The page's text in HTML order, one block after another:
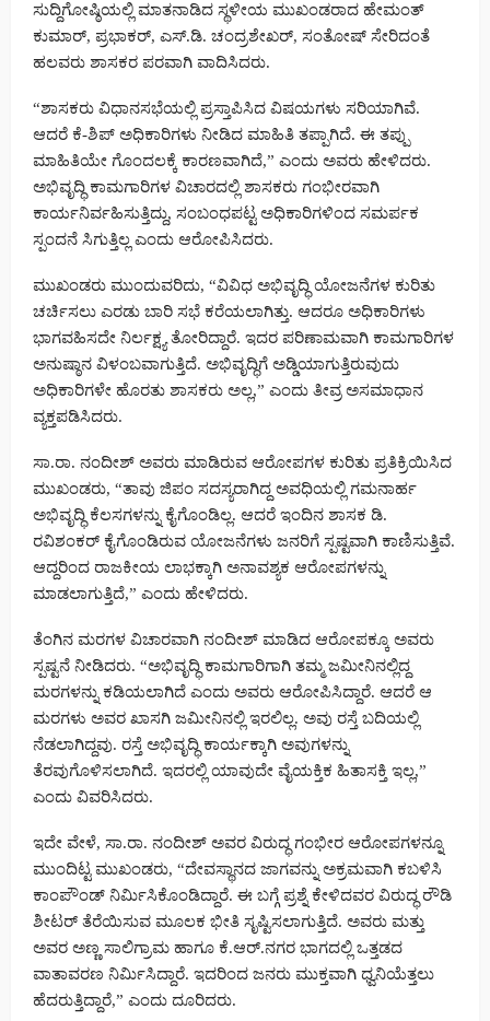
ಸುದ್ದಿಗೋಷ್ಠಿಯಲ್ಲಿ ಮಾತನಾಡಿದ ಸ್ಥಳೀಯ ಮುಖಂಡರಾದ ಹೇಮಂತ್
ಕುಮಾರ್, ಪ್ರಭಾಕರ್, ಎಸ್.ಡಿ. ಚಂದ್ರಶೇಖರ್, ಸಂತೋಷ್ ಸೇರಿದಂತೆ
ಹಲವರು ಶಾಸಕರ ಪರವಾಗಿ ವಾದಿಸಿದರು.
“ಶಾಸಕರು ವಿಧಾನಸಭೆಯಲ್ಲಿ ಪ್ರಸ್ತಾಪಿಸಿದ ವಿಷಯಗಳು ಸರಿಯಾಗಿವೆ.
ಆದರೆ ಕೆ-ಶಿಪ್ ಅಧಿಕಾರಿಗಳು ನೀಡಿದ ಮಾಹಿತಿ ತಪ್ಪಾಗಿದೆ. ಈ ತಪ್ಪು
ಮಾಹಿತಿಯೇ ಗೊಂದಲಕ್ಕೆ ಕಾರಣವಾಗಿದೆ,” ಎಂದು ಅವರು ಹೇಳಿದರು.
ಅಭಿವೃದ್ಧಿ ಕಾಮಗಾರಿಗಳ ವಿಚಾರದಲ್ಲಿ ಶಾಸಕರು ಗಂಭೀರವಾಗಿ
ಕಾರ್ಯನಿರ್ವಹಿಸುತ್ತಿದ್ದು, ಸಂಬಂಧಪಟ್ಟ ಅಧಿಕಾರಿಗಳಿಂದ ಸಮರ್ಪಕ
ಸ್ಪಂದನೆ ಸಿಗುತ್ತಿಲ್ಲ ಎಂದು ಆರೋಪಿಸಿದರು.
ಮುಖಂಡರು ಮುಂದುವರಿದು, “ವಿವಿಧ ಅಭಿವೃದ್ಧಿ ಯೋಜನೆಗಳ ಕುರಿತು
ಚರ್ಚಿಸಲು ಎರಡು ಬಾರಿ ಸಭೆ ಕರೆಯಲಾಗಿತ್ತು. ಆದರೂ ಅಧಿಕಾರಿಗಳು
ಭಾಗವಹಿಸದೇ ನಿರ್ಲಕ್ಷ್ಯ ತೋರಿದ್ದಾರೆ. ಇದರ ಪರಿಣಾಮವಾಗಿ ಕಾಮಗಾರಿಗಳ
ಅನುಷ್ಠಾನ ವಿಳಂಬವಾಗುತ್ತಿದೆ. ಅಭಿವೃದ್ಧಿಗೆ ಅಡ್ಡಿಯಾಗುತ್ತಿರುವುದು
ಅಧಿಕಾರಿಗಳೇ ಹೊರತು ಶಾಸಕರು ಅಲ್ಲ,” ಎಂದು ತೀವ್ರ ಅಸಮಾಧಾನ
ವ್ಯಕ್ತಪಡಿಸಿದರು.
ಸಾ.ರಾ. ನಂದೀಶ್ ಅವರು ಮಾಡಿರುವ ಆರೋಪಗಳ ಕುರಿತು ಪ್ರತಿಕ್ರಿಯಿಸಿದ
ಮುಖಂಡರು, “ತಾವು ಜಿಪಂ ಸದಸ್ಯರಾಗಿದ್ದ ಅವಧಿಯಲ್ಲಿ ಗಮನಾರ್ಹ
ಅಭಿವೃದ್ಧಿ ಕೆಲಸಗಳನ್ನು ಕೈಗೊಂಡಿಲ್ಲ. ಆದರೆ ಇಂದಿನ ಶಾಸಕ ಡಿ.
ರವಿಶಂಕರ್ ಕೈಗೊಂಡಿರುವ ಯೋಜನೆಗಳು ಜನರಿಗೆ ಸ್ಪಷ್ಟವಾಗಿ ಕಾಣಿಸುತ್ತಿವೆ.
ಆದ್ದರಿಂದ ರಾಜಕೀಯ ಲಾಭಕ್ಕಾಗಿ ಅನಾವಶ್ಯಕ ಆರೋಪಗಳನ್ನು
ಮಾಡಲಾಗುತ್ತಿದೆ,” ಎಂದು ಹೇಳಿದರು.
ತೆಂಗಿನ ಮರಗಳ ವಿಚಾರವಾಗಿ ನಂದೀಶ್ ಮಾಡಿದ ಆರೋಪಕ್ಕೂ ಅವರು
ಸ್ಪಷ್ಟನೆ ನೀಡಿದರು. “ಅಭಿವೃದ್ಧಿ ಕಾಮಗಾರಿಗಾಗಿ ತಮ್ಮ ಜಮೀನಿನಲ್ಲಿದ್ದ
ಮರಗಳನ್ನು ಕಡಿಯಲಾಗಿದೆ ಎಂದು ಅವರು ಆರೋಪಿಸಿದ್ದಾರೆ. ಆದರೆ ಆ
ಮರಗಳು ಅವರ ಖಾಸಗಿ ಜಮೀನಿನಲ್ಲಿ ಇರಲಿಲ್ಲ. ಅವು ರಸ್ತೆ ಬದಿಯಲ್ಲಿ
ನೆಡಲಾಗಿದ್ದವು. ರಸ್ತೆ ಅಭಿವೃದ್ಧಿ ಕಾರ್ಯಕ್ಕಾಗಿ ಅವುಗಳನ್ನು
ತೆರವುಗೊಳಿಸಲಾಗಿದೆ. ಇದರಲ್ಲಿ ಯಾವುದೇ ವೈಯಕ್ತಿಕ ಹಿತಾಸಕ್ತಿ ಇಲ್ಲ,”
ಎಂದು ವಿವರಿಸಿದರು.
ಇದೇ ವೇಳೆ, ಸಾ.ರಾ. ನಂದೀಶ್ ಅವರ ವಿರುದ್ಧ ಗಂಭೀರ ಆರೋಪಗಳನ್ನೂ
ಮುಂದಿಟ್ಟ ಮುಖಂಡರು, “ದೇವಸ್ಥಾನದ ಜಾಗವನ್ನು ಅಕ್ರಮವಾಗಿ ಕಬಳಿಸಿ
ಕಾಂಪೌಂಡ್ ನಿರ್ಮಿಸಿಕೊಂಡಿದ್ದಾರೆ. ಈ ಬಗ್ಗೆ ಪ್ರಶ್ನೆ ಕೇಳಿದವರ ವಿರುದ್ಧ ರೌಡಿ
ಶೀಟರ್ ತೆರೆಯಿಸುವ ಮೂಲಕ ಭೀತಿ ಸೃಷ್ಟಿಸಲಾಗುತ್ತಿದೆ. ಅವರು ಮತ್ತು
ಅವರ ಅಣ್ಣ ಸಾಲಿಗ್ರಾಮ ಹಾಗೂ ಕೆ.ಆರ್.ನಗರ ಭಾಗದಲ್ಲಿ ಒತ್ತಡದ
ವಾತಾವರಣ ನಿರ್ಮಿಸಿದ್ದಾರೆ. ಇದರಿಂದ ಜನರು ಮುಕ್ತವಾಗಿ ಧ್ವನಿಯೆತ್ತಲು
ಹೆದರುತ್ತಿದ್ದಾರೆ,” ಎಂದು ದೂರಿದರು.